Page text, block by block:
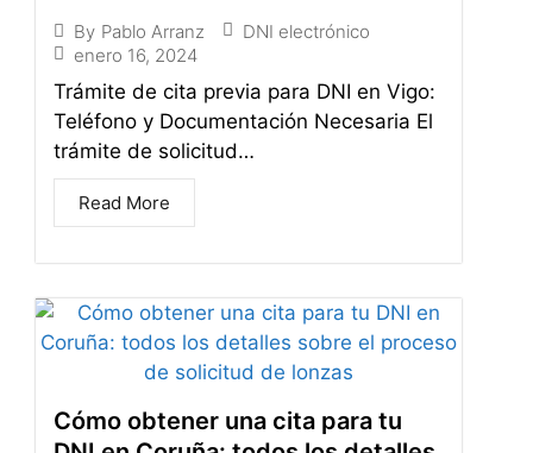
By Pablo Arranz
DNI electrónico
enero 16, 2024
Trámite de cita previa para DNI en Vigo:
Teléfono y Documentación Necesaria El
trámite de solicitud…
Read More
Cómo obtener una cita para tu